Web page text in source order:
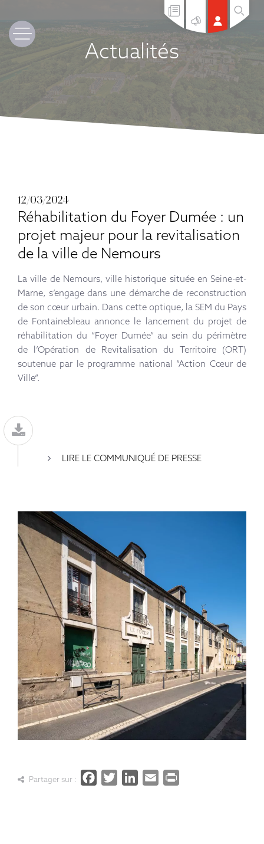
Actualités
12/03/2024
Réhabilitation du Foyer Dumée : un
projet majeur pour la revitalisation
de la ville de Nemours
La ville de Nemours, ville historique située en Seine-et-
Marne, s’engage dans une démarche de reconstruction
de son cœur urbain. Dans cette optique, la SEM du Pays
de Fontainebleau annonce le lancement du projet de
réhabilitation du “Foyer Dumée” au sein du périmètre
de l’Opération de Revitalisation du Territoire (ORT)
soutenue par le programme national “Action Cœur de
Ville”.
LIRE LE COMMUNIQUÉ DE PRESSE
Partager sur : Facebook
Twitter
LinkedIn
Email